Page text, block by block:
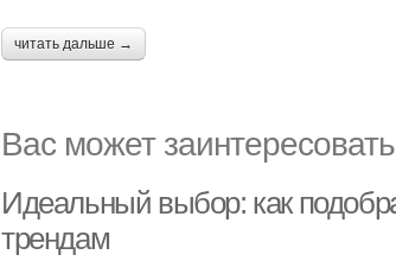
читать дальше →
Вас может заинтересовать
Идеальный выбор: как
трендам